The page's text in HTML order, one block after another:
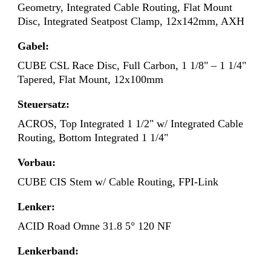
Geometry, Integrated Cable Routing, Flat Mount
Disc, Integrated Seatpost Clamp, 12x142mm, AXH
Gabel:
CUBE CSL Race Disc, Full Carbon, 1 1/8" – 1 1/4"
Tapered, Flat Mount, 12x100mm
Steuersatz:
ACROS, Top Integrated 1 1/2" w/ Integrated Cable
Routing, Bottom Integrated 1 1/4"
Vorbau:
CUBE CIS Stem w/ Cable Routing, FPI-Link
Lenker:
ACID Road Omne 31.8 5° 120 NF
Lenkerband: